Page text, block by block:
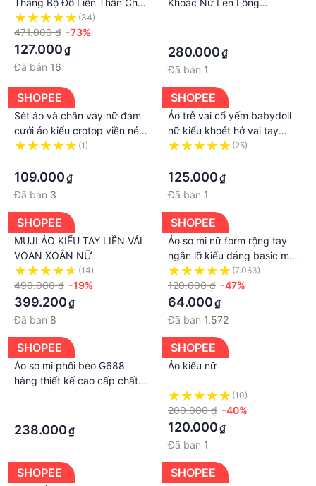
Tháng Bộ Đồ Liền Thân Cho
Bé Gái Nữ Mẫu Mỏng Xuân
Áo Liền Quần Cho Trẻ Sơ
Sinh Bộ Đồ Bò Cotton Kiểu
Tây Cho Trẻ Sơ Sinh 0-1 Tuổi
(34)
471.000 ₫ -73%
127.000₫
Đã bán 16
Khoác Nữ Len Lông
280.000₫
Đã bán 1
SHOPEE
Sét áo và chân váy nữ đám
cưới áo kiểu crotop viền né
giả túi kèm chân váy xòe
chảnh Vip 50
(1)
109.000₫
Đã bán 3
SHOPEE
Áo trễ vai cổ yếm babydoll
nữ kiểu khoét hở vai tay
bồng voan
(25)
125.000₫
Đã bán 1
SHOPEE
MUJI ÁO KIỂU TAY LIỀN VẢI
VOAN XOẮN NỮ
(14)
490.000 ₫ -19%
399.200₫
Đã bán 8
SHOPEE
Áo sơ mi nữ form rộng tay
ngắn lỡ kiểu dáng basic màu
trắng dáng suông style đi
học sinh viên có túi ngực
(7.063)
120.000 ₫ -47%
64.000₫
Đã bán 1.572
SHOPEE
Áo sơ mi phối bèo G688
hàng thiết kế cao cấp chất
238.000₫
SHOPEE
Áo kiểu nữ
(10)
200.000 ₫ -40%
120.000₫
Đã bán 1
SHOPEE SHOPEE